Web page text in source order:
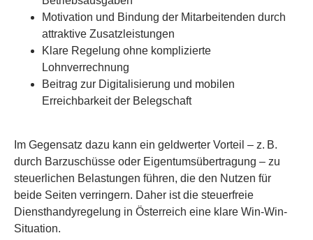
Motivation und Bindung der Mitarbeitenden durch
attraktive Zusatzleistungen
Klare Regelung ohne komplizierte
Lohnverrechnung
Beitrag zur Digitalisierung und mobilen
Erreichbarkeit der Belegschaft
Im Gegensatz dazu kann ein geldwerter Vorteil – z. B.
durch Barzuschüsse oder Eigentumsübertragung – zu
steuerlichen Belastungen führen, die den Nutzen für
beide Seiten verringern. Daher ist die steuerfreie
Diensthandyregelung in Österreich eine klare Win-Win-
Situation.